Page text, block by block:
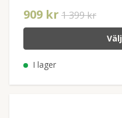
909 kr 1 399 kr
I lager